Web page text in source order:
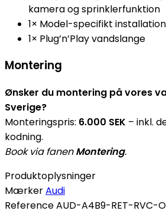
kamera og sprinklerfunktion
1× Model-specifikt
1× Plug’n’Play vandslange
Montering
Ønsker du montering på vores
Sverige?
Monteringspris: 6.000 SEK – inkl.
kodning.
Book via fanenMontering.
Produktoplysninger
MærkerAudi
ReferenceAUD-A4B9-RET-RVC-